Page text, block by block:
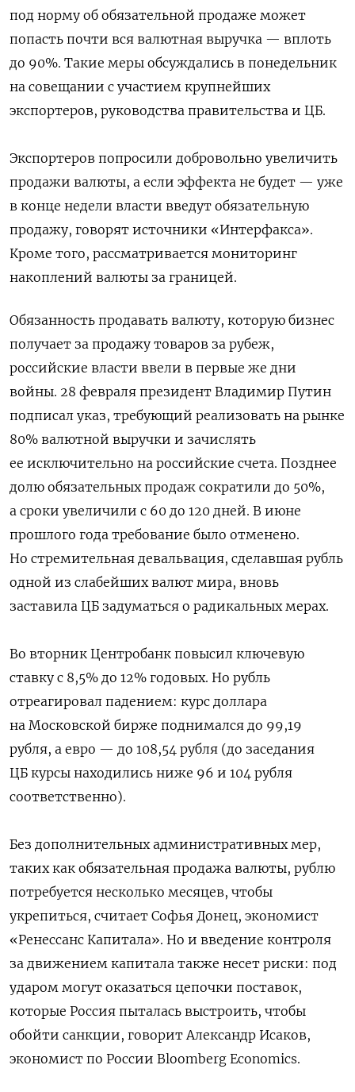
под норму об обязательной продаже может
попасть почти вся валютная выручка — вплоть
до 90%. Такие меры обсуждались в понедельник
на совещании с участием крупнейших
экспортеров, руководства правительства и ЦБ.
Экспортеров попросили добровольно увеличить
продажи валюты, а если эффекта не будет — уже
в конце недели власти введут обязательную
продажу, говорят источники «Интерфакса».
Кроме того, рассматривается мониторинг
накоплений валюты за границей.
Обязанность продавать валюту, которую бизнес
получает за продажу товаров за рубеж,
российские власти ввели в первые же дни
войны. 28 февраля президент Владимир Путин
подписал указ, требующий реализовать на рынке
80% валютной выручки и зачислять
ее исключительно на российские счета. Позднее
долю обязательных продаж сократили до 50%,
а сроки увеличили с 60 до 120 дней. В июне
прошлого года требование было отменено.
Но стремительная девальвация, сделавшая рубль
одной из слабейших валют мира, вновь
заставила ЦБ задуматься о радикальных мерах.
Во вторник Центробанк повысил ключевую
ставку с 8,5% до 12% годовых. Но рубль
отреагировал падением: курс доллара
на Московской бирже поднимался до 99,19
рубля, а евро — до 108,54 рубля (до заседания
ЦБ курсы находились ниже 96 и 104 рубля
соответственно).
Без дополнительных административных мер,
таких как обязательная продажа валюты, рублю
потребуется несколько месяцев, чтобы
укрепиться, считает Софья Донец, экономист
«Ренессанс Капитала». Но и введение контроля
за движением капитала также несет риски: под
ударом могут оказаться цепочки поставок,
которые Россия пыталась выстроить, чтобы
обойти санкции, говорит Александр Исаков,
экономист по России Bloomberg Economics.